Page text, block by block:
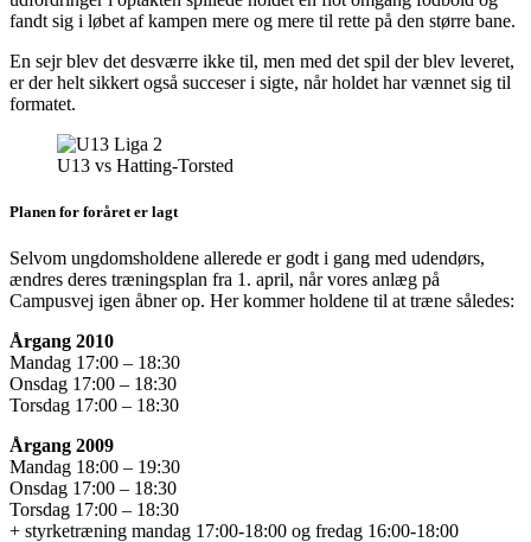
fandt sig i løbet af kampen mere og mere til rette på den større bane.
En sejr blev det desværre ikke til, men med det spil der blev leveret,
er der helt sikkert også succeser i sigte, når holdet har vænnet sig til
formatet.
U13 vs Hatting-Torsted
Planen for foråret er lagt
Selvom ungdomsholdene allerede er godt i gang med udendørs,
ændres deres træningsplan fra 1. april, når vores anlæg på
Campusvej igen åbner op. Her kommer holdene til at træne således:
Årgang 2010
Mandag 17:00 – 18:30
Onsdag 17:00 – 18:30
Torsdag 17:00 – 18:30
Årgang 2009
Mandag 18:00 – 19:30
Onsdag 17:00 – 18:30
Torsdag 17:00 – 18:30
+ styrketræning mandag 17:00-18:00 og fredag 16:00-18:00